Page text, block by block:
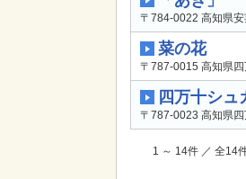
〒784-0022 高知県
菜の花
〒787-0015 高知県
四万十シュ
〒787-0023 高知県
1 ～ 14件 ／ 全14